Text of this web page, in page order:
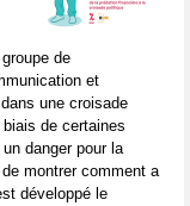
de
et
une croisade
de certaines
danger pour la
montrer comment a
développé le